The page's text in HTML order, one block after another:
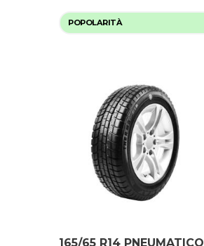
165/65 R14 PNEUMATICO